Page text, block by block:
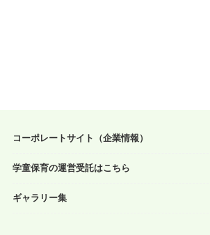
コーポレートサイト（企業情報）
学童保育の運営受託はこちら
ギャラリー集